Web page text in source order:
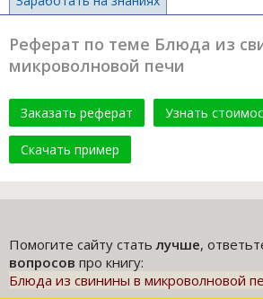
Реферат по теме Блюда из
микроволновой печи
Заказать реферат Узнать
Скачать пример
Помогите сайту статьлучше,
вопросов про книгу:
Блюда из свинины в микроволновой